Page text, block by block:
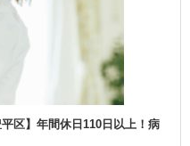
区】年間休日110日以上！病